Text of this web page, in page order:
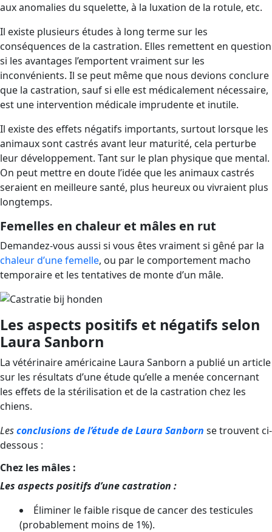
aux anomalies du squelette, à la luxation de la rotule, etc.
Il existe plusieurs études à long terme sur les
conséquences de la castration. Elles remettent en question
si les avantages l’emportent vraiment sur les
inconvénients. Il se peut même que nous devions conclure
que la castration, sauf si elle est médicalement nécessaire,
est une intervention médicale imprudente et inutile.
Il existe des effets négatifs importants, surtout lorsque les
animaux sont castrés avant leur maturité, cela perturbe
leur développement. Tant sur le plan physique que mental.
On peut mettre en doute l’idée que les animaux castrés
seraient en meilleure santé, plus heureux ou vivraient plus
longtemps.
Femelles en chaleur et mâles en rut
Demandez-vous aussi si vous êtes vraiment si gêné par la
chaleur d’une femelle, ou par le comportement macho
temporaire et les tentatives de monte d’un mâle.
Les aspects positifs et négatifs selon
Laura Sanborn
La vétérinaire américaine Laura Sanborn a publié un article
sur les résultats d’une étude qu’elle a menée concernant
les effets de la stérilisation et de la castration chez les
chiens.
Lesconclusions de l’étude de Laura Sanborn se trouvent ci-
dessous :
Chez les mâles :
Les aspects positifs d’une castration :
Éliminer le faible risque de cancer des testicules
(probablement moins de 1%).